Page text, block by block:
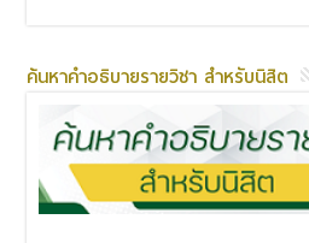
ค้นหาคำอธิบายรายวิชา สำหรับนิสิต